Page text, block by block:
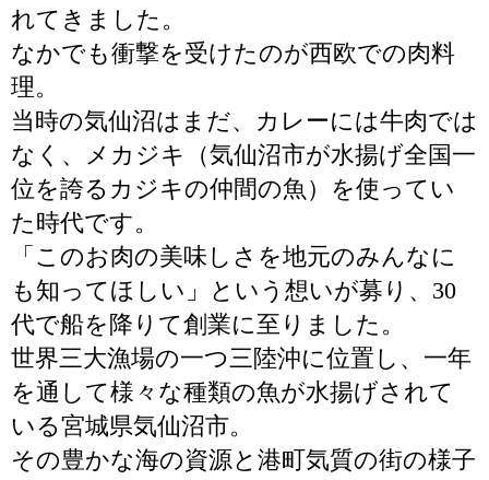
れてきました。
なかでも衝撃を受けたのが西欧での肉料
理。
当時の気仙沼はまだ、カレーには牛肉では
なく、メカジキ（気仙沼市が水揚げ全国一
位を誇るカジキの仲間の魚）を使ってい
た時代です。
「このお肉の美味しさを地元のみんなに
も知ってほしい」という想いが募り、30
代で船を降りて創業に至りました。
世界三大漁場の一つ三陸沖に位置し、一年
を通して様々な種類の魚が水揚げされて
いる宮城県気仙沼市。
その豊かな海の資源と港町気質の街の様子